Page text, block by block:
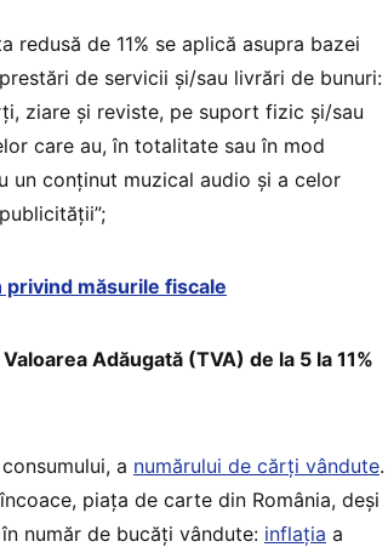
redusă de 11% se aplică asupra bazei
de servicii și/sau livrări de bunuri:
ziare şi reviste, pe suport fizic şi/sau
care au, în totalitate sau în mod
un conţinut muzical audio şi a celor
privind măsurile fiscale
Adăugată (TVA) de la 5 la 11%
a numărului de cărți vândute.
încoace, piața de carte din România, deși
număr de bucăți vândute: inflația a